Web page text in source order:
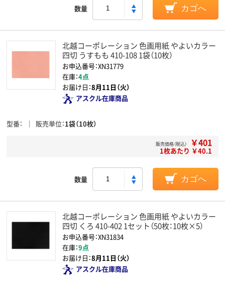
数量 カゴへ
北越コーポレーション 色画用紙 やよいカラー
四切 うすもも 410-108 1袋（10枚）
お申込番号：XN31779
在庫：4点
お届け日：8月11日（火）
アスクル在庫商品
型番 販売単位 1袋（10枚）
販売価格（税込） ￥401
1枚あたり ￥40.1
数量 カゴへ
北越コーポレーション 色画用紙 やよいカラー
四切 くろ 410-402 1セット（50枚：10枚×5）
お申込番号：XN31834
在庫：9点
お届け日：8月11日（火）
アスクル在庫商品